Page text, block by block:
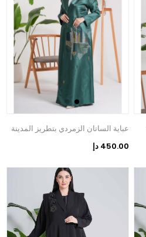
عباية الساتان الزمردي بتطريز المدينة
450.00 دإ